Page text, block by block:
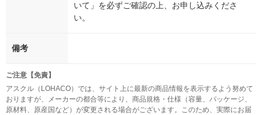
いて」を必ずご確認の上、お申し込みくださ
い。
備考
ご注意【免責】
アスクル（LOHACO）では、サイト上に最新の商品情報を表示するよう努めて
おりますが、メーカーの都合等により、商品規格・仕様（容量、パッケージ、
原材料、原産国など）が変更される場合がございます。このため、実際にお届